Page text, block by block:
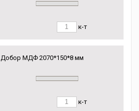
к-т
Добор МДФ 2070*150*8 мм
к-т